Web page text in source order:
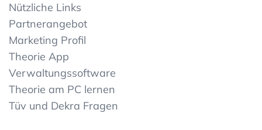
Nützliche Links
Partnerangebot
Marketing Profil
Theorie App
Verwaltungssoftware
Theorie am PC lernen
Tüv und Dekra Fragen